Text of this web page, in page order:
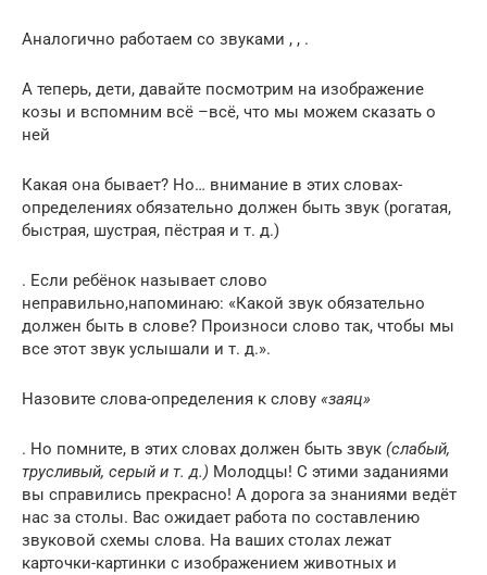
Аналогично работаем со звуками , , .
А теперь, дети, давайте посмотрим на изображение
козы и вспомним всё –всё, что мы можем сказать о
ней
Какая она бывает? Но… внимание в этих словах-
определениях обязательно должен быть звук (рогатая,
быстрая, шустрая, пёстрая и т. д.)
. Если ребёнок называет слово
неправильно,напоминаю: «Какой звук обязательно
должен быть в слове? Произноси слово так, чтобы мы
все этот звук услышали и т. д.».
Назовите слова-определения к слову «заяц»
. Но помните, в этих словах должен быть звук (слабый,
трусливый, серый и т. д.) Молодцы! С этими заданиями
вы справились прекрасно! А дорога за знаниями ведёт
нас за столы. Вас ожидает работа по составлению
звуковой схемы слова. На ваших столах лежат
карточки-картинки с изображением животных и